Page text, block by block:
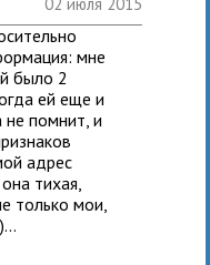
мне
было 2
ей еще и
не помнит, и
адрес
тихая,
только мои,